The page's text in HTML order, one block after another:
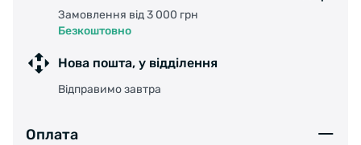
Замовлення від 3 000 грн
Безкоштовно
Нова пошта, у відділення
Відправимо завтра
Оплата